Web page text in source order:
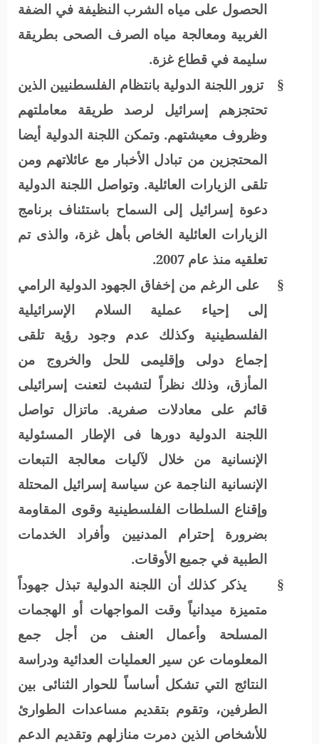
الحصول على مياه الشرب النظيفة في الضفة
الغربية ومعالجة مياه الصرف الصحى بطريقة
سليمة في قطاع غزة.
§
تزور اللجنة الدولية بانتظام الفلسطنيين الذين
تحتجزهم إسرائيل لرصد طريقة معاملتهم
وظروف معيشتهم. وتمكن اللجنة الدولية أيضا
المحتجزين من تبادل الأخبار مع عائلاتهم ومن
تلقى الزيارات العائلية. وتواصل اللجنة الدولية
دعوة إسرائيل إلى السماح باستئناف برنامج
الزيارات العائلية الخاص بأهل غزة، والذى تم
تعلقيه منذ عام 2007.
§
على الرغم من إخفاق الجهود الدولية الرامي
إلى إحياء عملية السلام الإسرائيلية
الفلسطينية وكذلك عدم وجود رؤية تلقى
إجماع دولى وإقليمى للحل والخروج من
المأزق، وذلك نظراً لتشبث لتعنت إسرائيلى
قائم على معادلات صفرية. ماتزال تواصل
اللجنة الدولية دورها فى الإطار المسئولية
الإنسانية من خلال لآليات معالجة التبعات
الإنسانية الناجمة عن سياسة إسرائيل المحتلة
وإقناع السلطات الفلسطينية وقوى المقاومة
بضرورة إحترام المدنيين وأفراد الخدمات
الطبية في جميع الأوقات.
§
يذكر كذلك أن اللجنة الدولية تبذل جهوداً
متميزة ميدانياً وقت المواجهات أو الهجمات
المسلحة وأعمال العنف من أجل جمع
المعلومات عن سير العمليات العدائية ودراسة
النتائج التي تشكل أساساً للحوار الثنائى بين
الطرفين، وتقوم بتقديم مساعدات الطوارئ
للأشخاص الذين دمرت منازلهم وتقديم الدعم